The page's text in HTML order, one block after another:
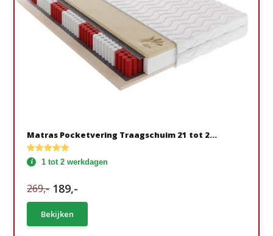
Matras Pocketvering Traagschuim 21 tot 2...
1 tot 2 werkdagen
269,- 189,-
Bekijken